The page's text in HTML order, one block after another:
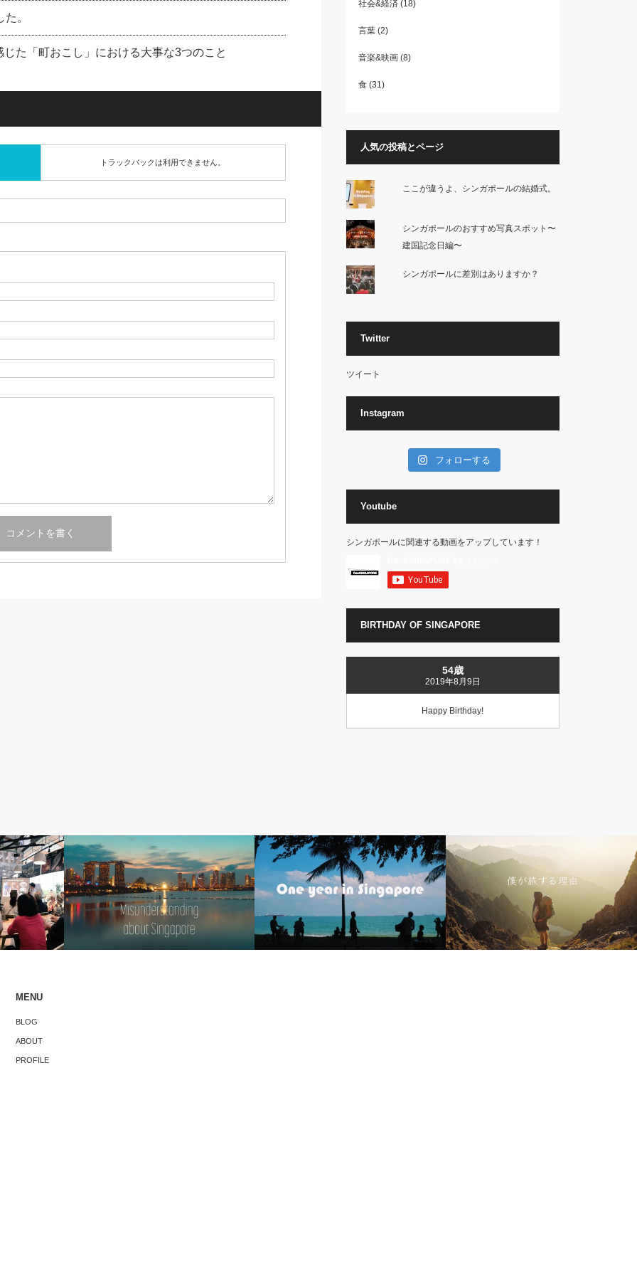
。
た「町おこし」における大事な3つのこと
トラックバックは利用できません。
社会&経済(18)
言葉(2)
音楽&映画(8)
食(31)
人気の投稿とページ
ここが違うよ、シンガポールの結婚式。
シンガポールのおすすめ写真スポット〜
建国記念日編〜
シンガポールに差別はありますか？
Twitter
ツイート
Instagram
フォローする
Youtube
シンガポールに関連する動画をアップしています！
BIRTHDAY OF SINGAPORE
54歳
2019年8月9日
Happy Birthday!
ントで感
な3つの
MENU
BLOG
ABOUT
PROFILE